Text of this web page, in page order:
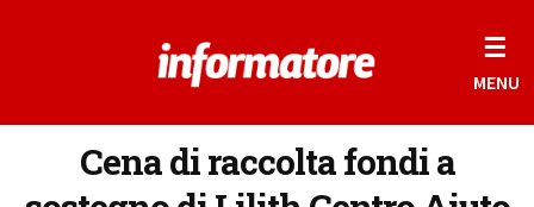
☰
MENU
Cena di raccolta fondi a